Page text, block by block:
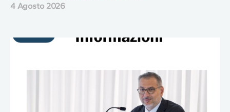
4 Agosto 2026